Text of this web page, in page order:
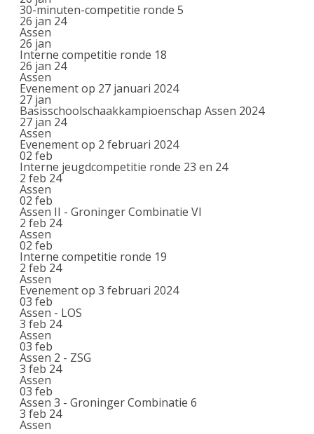
30-minuten-competitie ronde 5
26 jan 24
Assen
26 jan
Interne competitie ronde 18
26 jan 24
Assen
Evenement op 27 januari 2024
27 jan
Basisschoolschaakkampioenschap Assen 2024
27 jan 24
Assen
Evenement op 2 februari 2024
02 feb
Interne jeugdcompetitie ronde 23 en 24
2 feb 24
Assen
02 feb
Assen II - Groninger Combinatie VI
2 feb 24
Assen
02 feb
Interne competitie ronde 19
2 feb 24
Assen
Evenement op 3 februari 2024
03 feb
Assen - LOS
3 feb 24
Assen
03 feb
Assen 2 - ZSG
3 feb 24
Assen
03 feb
Assen 3 - Groninger Combinatie 6
3 feb 24
Assen